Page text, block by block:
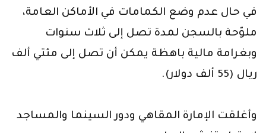
في حال عدم وضع الكمامات في الأماكن العامة،
ملوّحة بالسجن لمدة تصل إلى ثلاث سنوات
وبغرامة مالية باهظة يمكن أن تصل إلى مئتي ألف
ريال (55 ألف دولار).
وأغلقت الإمارة المقاهي ودور السينما والمساجد